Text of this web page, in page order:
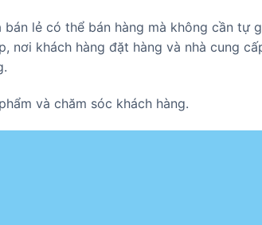
lẻ có thể bán hàng mà không cần tự
nơi khách hàng đặt hàng và nhà cung
và chăm sóc khách hàng.